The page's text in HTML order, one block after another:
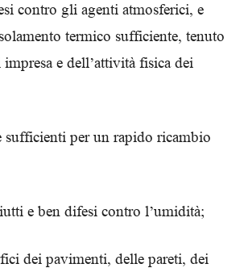
contro gli agenti atmosferici, e
termico sufficiente, tenuto
e dell’attività fisica dei
sufficienti per un rapido ricambio
e ben difesi contro l’umidità;
dei pavimenti, delle pareti, dei